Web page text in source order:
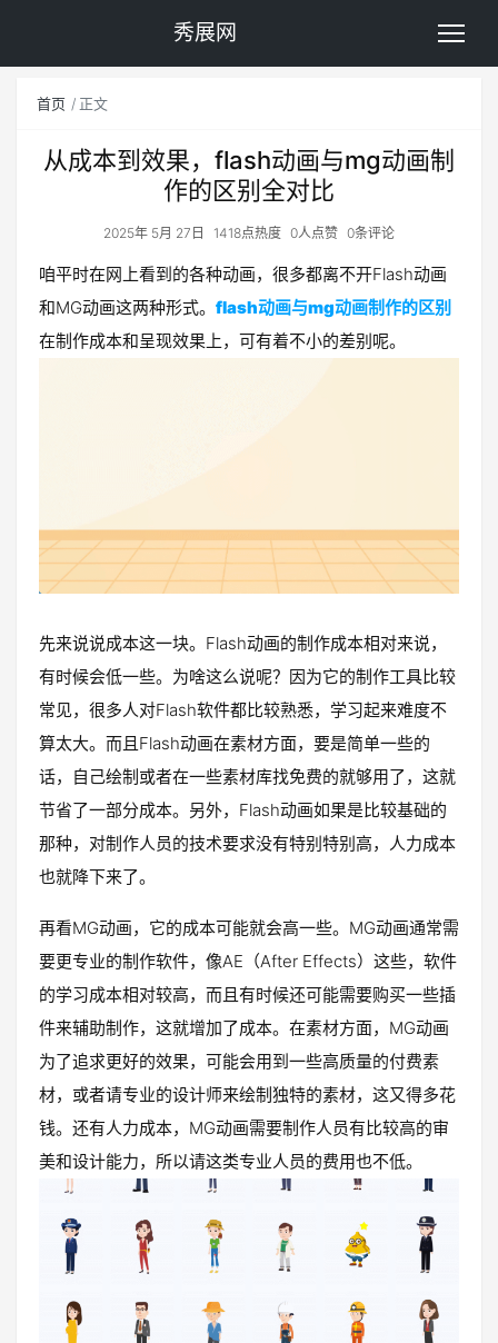
秀展网
首页 正文
从成本到效果，flash动画与mg动画制
作的区别全对比
2025年 5月 27日 1418点热度 0人点赞 0条评论
咱平时在网上看到的各种动画，很多都离不开Flash动画
和MG动画这两种形式。 flash动画与mg动画制作的区别
在制作成本和呈现效果上，可有着不小的差别呢。
先来说说成本这一块。Flash动画的制作成本相对来说，
有时候会低一些。为啥这么说呢？因为它的制作工具比较
常见，很多人对Flash软件都比较熟悉，学习起来难度不
算太大。而且Flash动画在素材方面，要是简单一些的
话，自己绘制或者在一些素材库找免费的就够用了，这就
节省了一部分成本。另外，Flash动画如果是比较基础的
那种，对制作人员的技术要求没有特别特别高，人力成本
也就降下来了。
再看MG动画，它的成本可能就会高一些。MG动画通常需
要更专业的制作软件，像AE（After Effects）这些，软件
的学习成本相对较高，而且有时候还可能需要购买一些插
件来辅助制作，这就增加了成本。在素材方面，MG动画
为了追求更好的效果，可能会用到一些高质量的付费素
材，或者请专业的设计师来绘制独特的素材，这又得多花
钱。还有人力成本，MG动画需要制作人员有比较高的审
美和设计能力，所以请这类专业人员的费用也不低。